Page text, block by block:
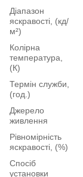
Діапазон
яскравості, (кд/
м²)
Колірна
температура,
(К)
Термін служби,
(год.)
Джерело
живлення
Рівномірність
яскравості, (%)
Спосіб
установки